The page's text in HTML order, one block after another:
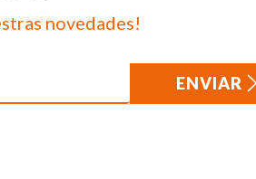
novedades!
ENVIAR